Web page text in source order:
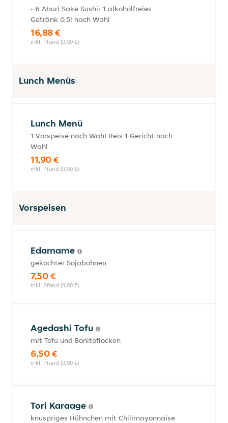
• 6 Aburi Sake Sushi• 1 alkoholfreies
Getränk 0,5l nach Wahl
16,88 €
inkl. Pfand (0,00 €)
Lunch Menüs
Lunch Menü
1 Vorspeise nach Wahl Reis 1 Gericht nach
Wahl
11,90 €
inkl. Pfand (0,00 €)
Vorspeisen
Edamame
gekochter Sojabohnen
7,50 €
inkl. Pfand (0,00 €)
Agedashi Tofu
mit Tofu und Bonitoflocken
6,50 €
inkl. Pfand (0,00 €)
Tori Karaage
knuspriges Hühnchen mit Chilimayonnaise